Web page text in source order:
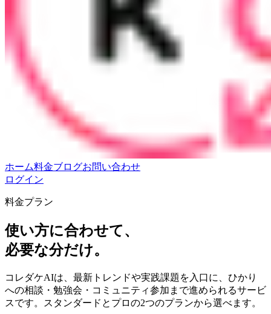
ホーム料金ブログお問い合わせ
ログイン
料金プラン
使い方に合わせて、
必要な分だけ。
コレダケAIは、最新トレンドや実践課題を入口に、ひかり
への相談・勉強会・コミュニティ参加まで進められるサービ
スです。スタンダードとプロの2つのプランから選べます。